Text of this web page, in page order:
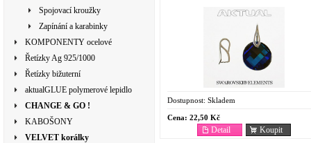
Spojovací kroužky
Zapínání a karabinky
KOMPONENTY ocelové
Řetízky Ag 925/1000
Řetízky bižuterní
aktualGLUE polymerové lepidlo
CHANGE & GO !
KABOŠONY
VELVET korálky
Dostupnost: Skladem
Cena: 22,50 Kč
Koupit
Detail